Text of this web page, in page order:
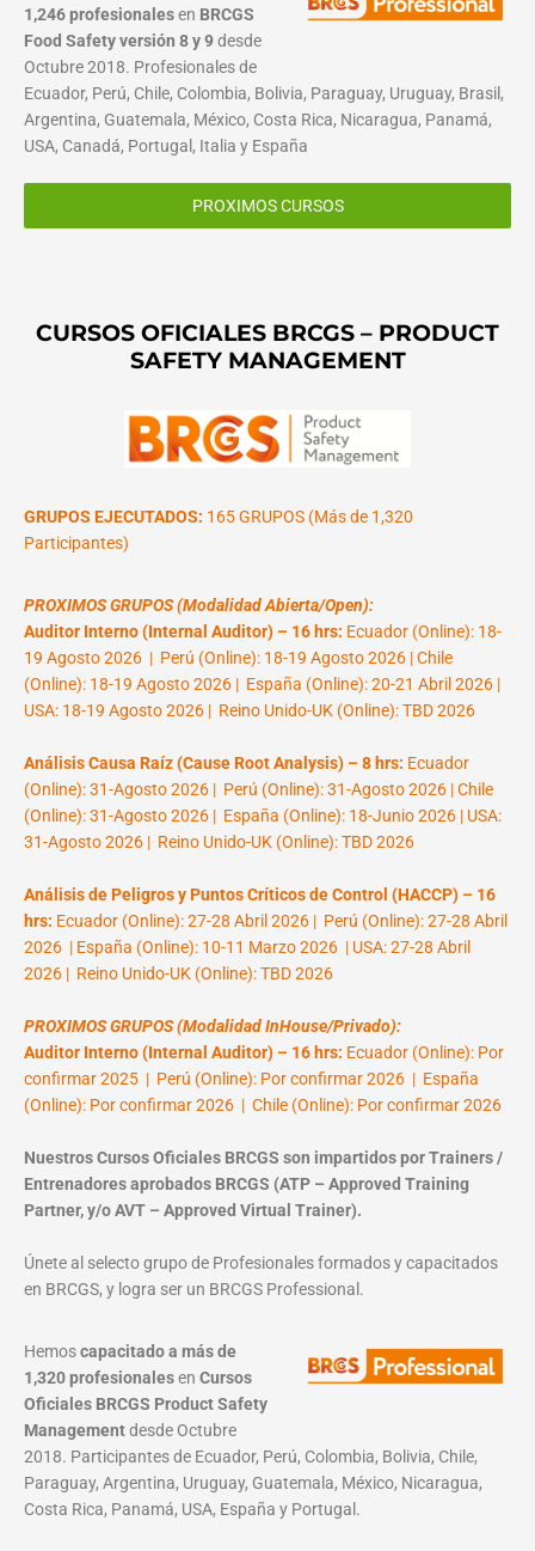
1,246 profesionalesen BRCGS
Food Safety versión 8 y 9desde
Octubre 2018. Profesionales de
Ecuador, Perú, Chile, Colombia, Bolivia, Paraguay, Uruguay, Brasil,
Argentina, Guatemala, México, Costa Rica, Nicaragua, Panamá,
USA, Canadá, Portugal, Italia y España
PROXIMOS CURSOS
CURSOS OFICIALES BRCGS – PRODUCT
SAFETY MANAGEMENT
GRUPOS EJECUTADOS: 165 GRUPOS (Más de 1,320
Participantes)
PROXIMOS GRUPOS (Modalidad Abierta/Open):
Auditor Interno (Internal Auditor) – 16 hrs: Ecuador (Online): 18-
19 Agosto 2026 | Perú (Online): 18-19 Agosto 2026 | Chile
(Online): 18-19 Agosto 2026 | España (Online): 20-21 Abril 2026 |
USA: 18-19 Agosto 2026 | Reino Unido-UK (Online): TBD 2026
Análisis Causa Raíz (Cause Root Analysis) – 8 hrs: Ecuador
(Online): 31-Agosto 2026 | Perú (Online): 31-Agosto 2026 | Chile
(Online): 31-Agosto 2026 | España (Online): 18-Junio 2026 | USA:
31-Agosto 2026 | Reino Unido-UK (Online): TBD 2026
Análisis de Peligros y Puntos Críticos de Control (HACCP) – 16
hrs: Ecuador (Online): 27-28 Abril 2026 | Perú (Online): 27-28 Abril
2026 | España (Online): 10-11 Marzo 2026 | USA: 27-28 Abril
2026 | Reino Unido-UK (Online): TBD 2026
PROXIMOS GRUPOS (Modalidad InHouse/Privado):
Auditor Interno (Internal Auditor) – 16 hrs: Ecuador (Online): Por
confirmar 2025 | Perú (Online): Por confirmar 2026 | España
(Online): Por confirmar 2026 | Chile (Online): Por confirmar 2026
Nuestros Cursos Oficiales BRCGS son impartidos por Trainers /
Entrenadores aprobados BRCGS (ATP – Approved Training
Partner, y/o AVT – Approved Virtual Trainer).
Únete al selecto grupo de Profesionales formados y capacitados
en BRCGS, y logra ser un BRCGS Professional.
Hemoscapacitado a más de
1,320 profesionalesen Cursos
Oficiales BRCGS Product Safety
Managementdesde Octubre
2018. Participantes de Ecuador, Perú, Colombia, Bolivia, Chile,
Paraguay, Argentina, Uruguay, Guatemala, México, Nicaragua,
Costa Rica, Panamá, USA, España y Portugal.